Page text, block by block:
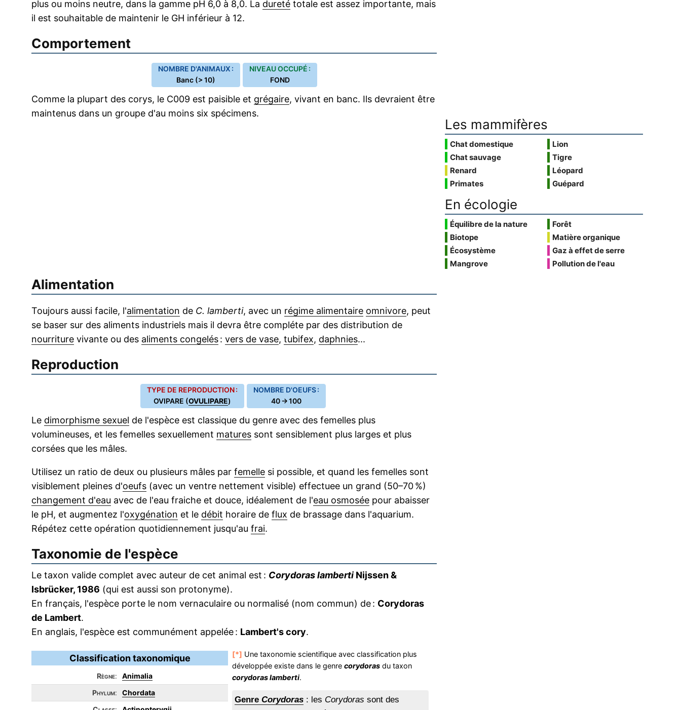
plus ou moins neutre, dans la gamme pH 6,0 à 8,0. La dureté totale est assez importante, mais
il est souhaitable de maintenir le GH inférieur à 12.
Comportement
NOMBRE D'ANIMAUX :
Banc (> 10)
NIVEAU OCCUPÉ :
FOND
Comme la plupart des corys, le C009 est paisible et grégaire, vivant en banc. Ils devraient être
maintenus dans un groupe d'au moins six spécimens.
Alimentation
Toujours aussi facile, l'alimentation de C. lamberti, avec un régime alimentaire omnivore, peut
se baser sur des aliments industriels mais il devra être compléte par des distribution de
nourriture vivante ou des aliments congelés: vers de vase, tubifex, daphnies...
Reproduction
TYPE DE REPRODUCTION :
OVIPARE (OVULIPARE)
NOMBRE D'OEUFS :
40 → 100
Le dimorphisme sexuel de l'espèce est classique du genre avec des femelles plus
volumineuses, et les femelles sexuellement matures sont sensiblement plus larges et plus
corsées que les mâles.
Utilisez un ratio de deux ou plusieurs mâles par femelle si possible, et quand les femelles sont
visiblement pleines d'oeufs (avec un ventre nettement visible) effectuee un grand (50–70 %)
changement d'eau avec de l'eau fraiche et douce, idéalement de l'eau osmosée pour abaisser
le pH, et augmentez l'oxygénation et le débit horaire de flux de brassage dans l'aquarium.
Répétez cette opération quotidiennement jusqu'au frai.
Taxonomie de l'espèce
Le taxon valide complet avec auteur de cet animal est : Corydoras lamberti Nijssen &
Isbrücker, 1986 (qui est aussi son protonyme).
En français, l'espèce porte le nom vernaculaire ou normalisé (nom commun) de : Corydoras
de Lambert.
En anglais, l'espèce est communément appelée : Lambert's cory.
Classification taxonomique
Règne:
Animalia
Phylum:
Chordata
[*] Une taxonomie scientifique avec classification plus
développée existe dans le genrecorydoras du taxon
corydoras lamberti.
GenreCorydoras : les Corydoras sont des
Les mammifères
Chat domestique
Chat sauvage
Renard
Primates
Lion
Tigre
Léopard
Guépard
En écologie
Équilibre de la nature
Biotope
Écosystème
Mangrove
Forêt
Matière organique
Gaz à effet de serre
Pollution de l'eau